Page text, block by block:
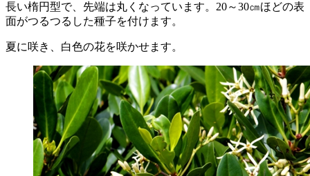
長い楕円型で、先端は丸くなっています。20～30㎝ほどの表
面がつるつるした種子を付けます。
夏に咲き、白色の花を咲かせます。